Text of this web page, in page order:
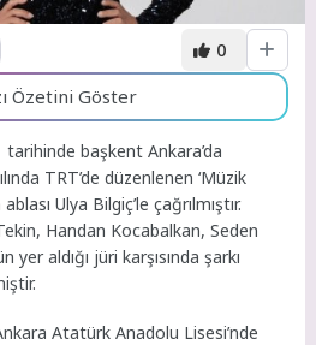
0
Özetini Göster
tarihinde başkent Ankara’da
TRT’de düzenlenen ‘Müzik
Ulya Bilgiç’le çağrılmıştır.
Handan Kocabalkan, Seden
yer aldığı jüri karşısında şarkı
Atatürk Anadolu Lisesi’nde